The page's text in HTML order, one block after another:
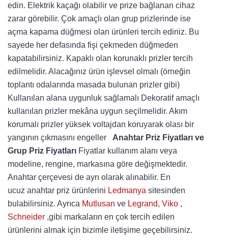
edin. Elektrik kaçağı olabilir ve prize bağlanan cihaz
zarar görebilir. Çok amaçlı olan grup prizlerinde ise
açma kapama düğmesi olan ürünleri tercih ediniz. Bu
sayede her defasında fişi çekmeden düğmeden
kapatabilirsiniz. Kapaklı olan korunaklı prizler tercih
edilmelidir. Alacağınız ürün işlevsel olmalı (örneğin
toplantı odalarında masada bulunan prizler gibi)
Kullanılan alana uygunluk sağlamalı Dekoratif amaçlı
kullanılan prizler mekâna uygun seçilmelidir. Akım
korumalı prizler yüksek voltajdan koruyarak olası bir
yangının çıkmasını engeller Anahtar Priz Fiyatları ve
Grup Priz Fiyatları Fiyatlar kullanım alanı veya
modeline, rengine, markasına göre değişmektedir.
Anahtar çerçevesi de ayrı olarak alınabilir. En
ucuz anahtar priz ürünlerini Ledmanya sitesinden
bulabilirsiniz. Ayrıca Mutlusan ve Legrand, Viko ,
Schneider ,gibi markaların en çok tercih edilen
ürünlerini almak için bizimle iletişime geçebilirsiniz.